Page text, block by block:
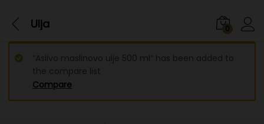
Ulja 0
Compare
“Aslivo maslinovo ulje 500 ml” has been added to
the compare list